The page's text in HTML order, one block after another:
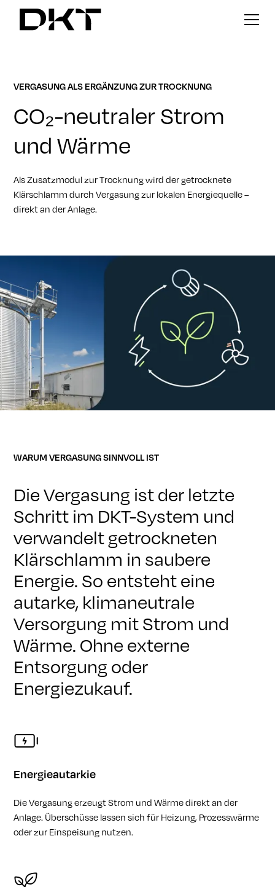
VERGASUNG ALS ERGÄNZUNG ZUR TROCKNUNG
CO₂-neutraler Strom
und Wärme
Als Zusatzmodul zur Trocknung wird der getrocknete
Klärschlamm durch Vergasung zur lokalen Energiequelle –
direkt an der Anlage.
WARUM VERGASUNG SINNVOLL IST
Die Vergasung ist der letzte
Schritt im DKT-System und
verwandelt getrockneten
Klärschlamm in saubere
Energie. So entsteht eine
autarke, klimaneutrale
Versorgung mit Strom und
Wärme. Ohne externe
Entsorgung oder
Energiezukauf.
Energieautarkie
Die Vergasung erzeugt Strom und Wärme direkt an der
Anlage. Überschüsse lassen sich für Heizung, Prozesswärme
oder zur Einspeisung nutzen.